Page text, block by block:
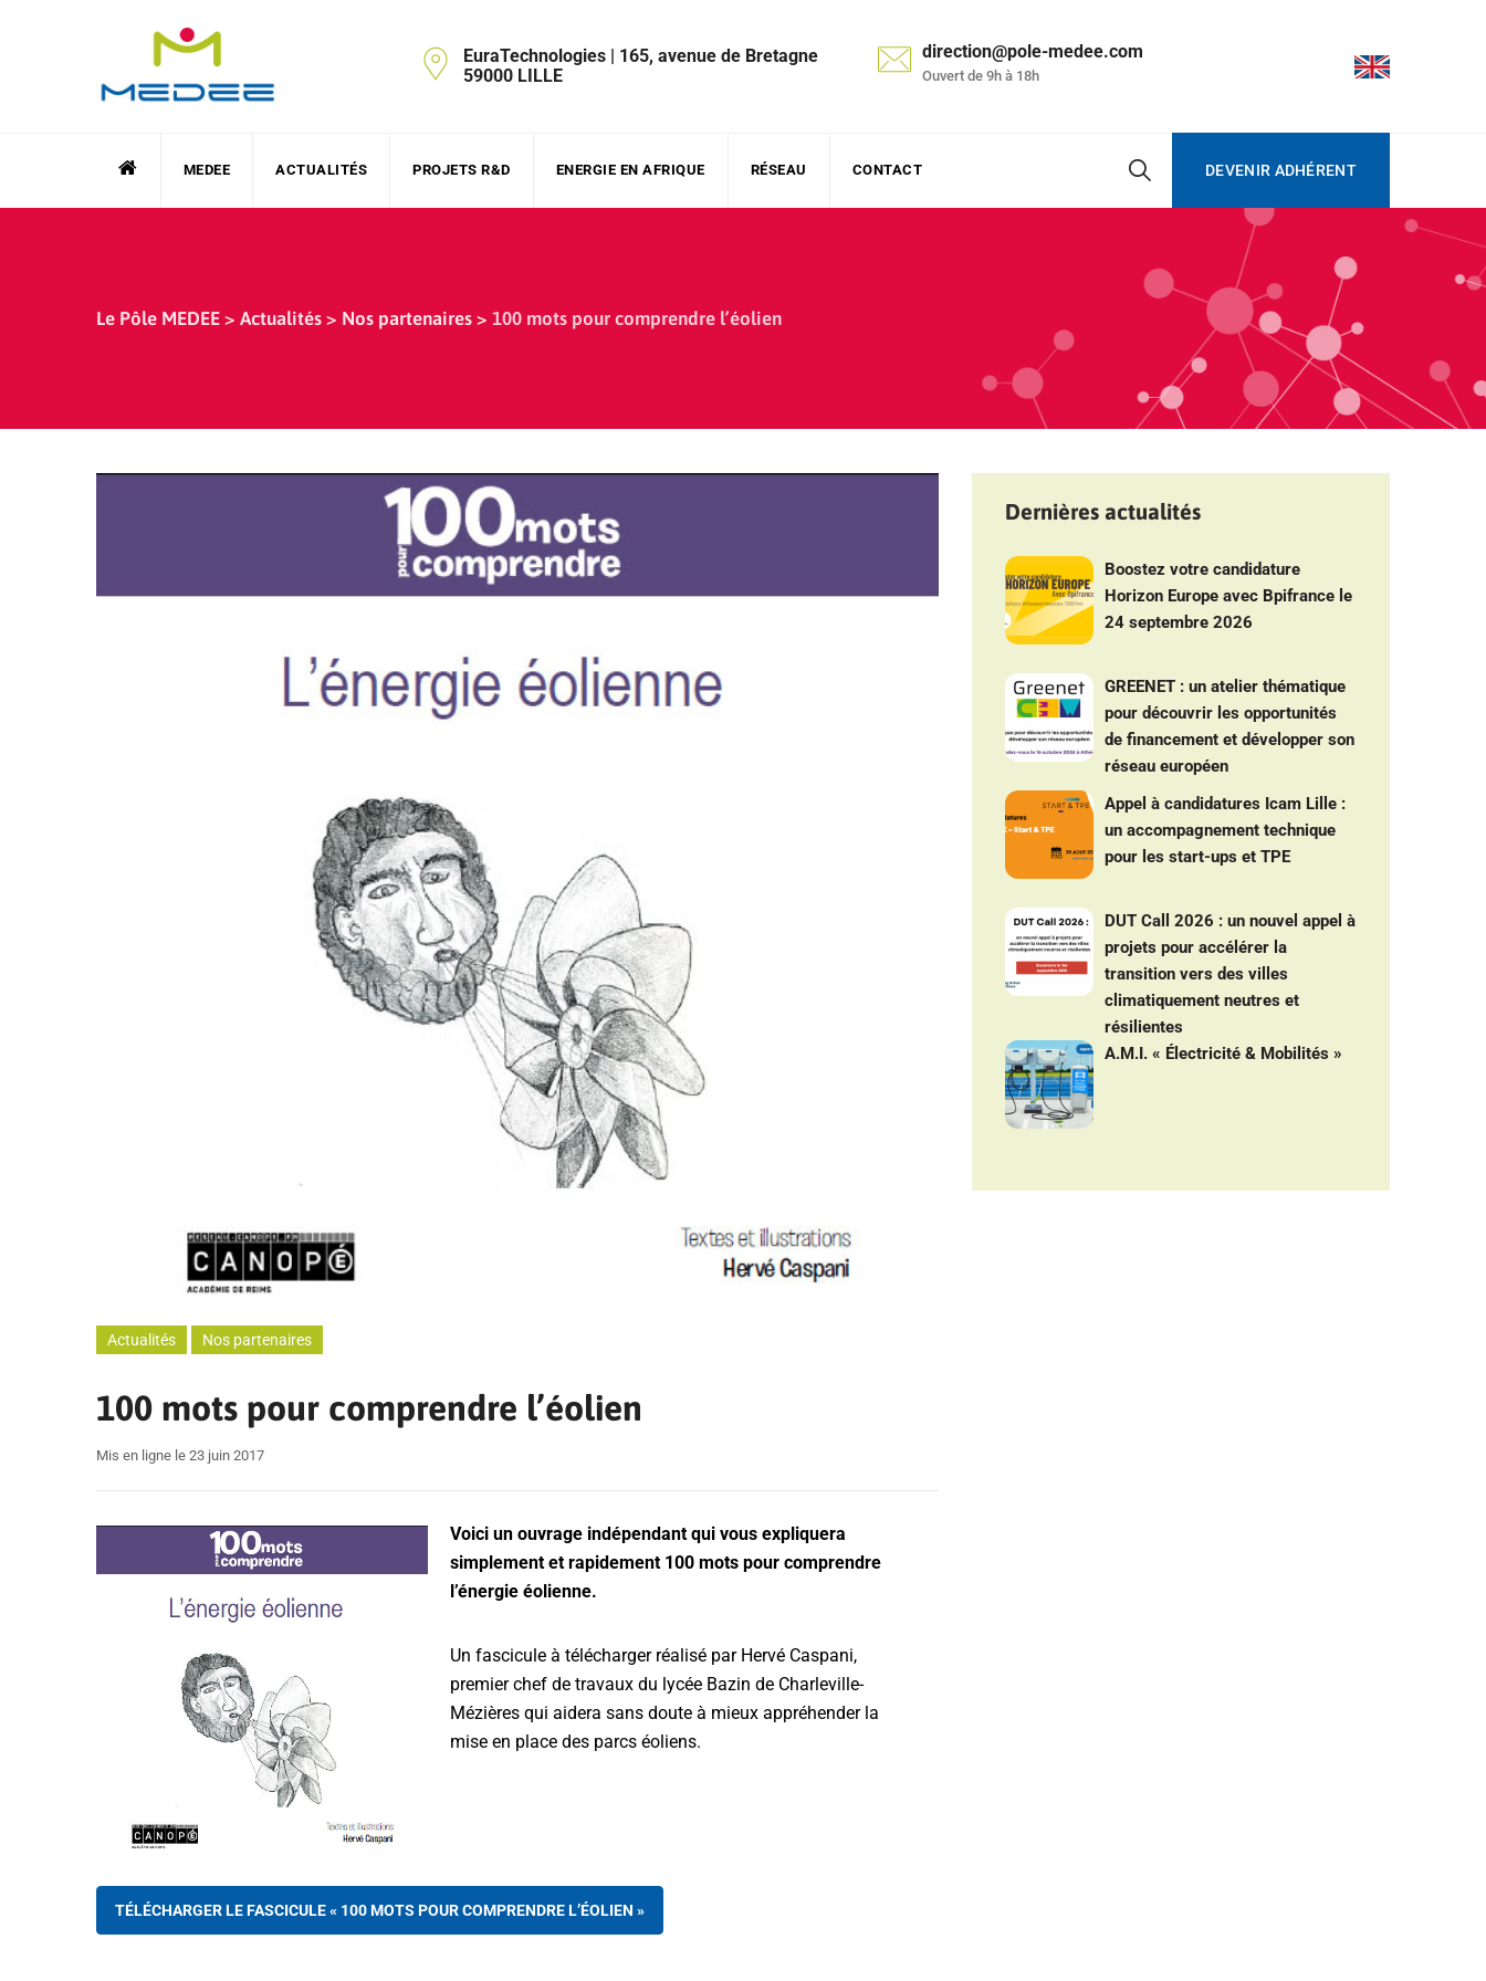
EuraTechnologies | 165, avenue de Bretagne
59000 LILLE
direction@pole-medee.com
Ouvert de 9h à 18h
MEDEE ACTUALITÉS PROJETS R&D ENERGIE EN AFRIQUE RÉSEAU CONTACT DEVENIR ADHÉRENT
Le Pôle MEDEE > Actualités > Nos partenaires > 100 mots pour comprendre l’éolien
Actualités Nos partenaires
100 mots pour comprendre l’éolien
Mis en ligne le 23 juin 2017
Voici un ouvrage indépendant qui vous expliquera
simplement et rapidement 100 mots pour comprendre
l’énergie éolienne.
Un fascicule à télécharger réalisé par Hervé Caspani,
premier chef de travaux du lycée Bazin de Charleville-
Mézières qui aidera sans doute à mieux appréhender la
mise en place des parcs éoliens.
TÉLÉCHARGER LE FASCICULE « 100 MOTS POUR COMPRENDRE L’ÉOLIEN »
Dernières actualités
Boostez votre candidature
Horizon Europe avec Bpifrance le
24 septembre 2026
GREENET : un atelier thématique
pour découvrir les opportunités
de financement et développer son
réseau européen
Appel à candidatures Icam Lille :
un accompagnement technique
pour les start-ups et TPE
DUT Call 2026 : un nouvel appel à
projets pour accélérer la
transition vers des villes
climatiquement neutres et
résilientes
A.M.I. « Électricité & Mobilités »